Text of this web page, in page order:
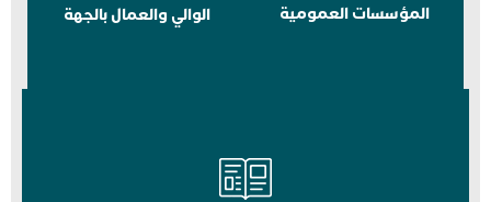
المؤسسات العمومية الوالي والعمال بالجهة